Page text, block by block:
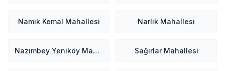
Namık Kemal Mahallesi Narlık Mahallesi
Nazımbey Yeniköy Mahallesi Sağırlar Mahallesi